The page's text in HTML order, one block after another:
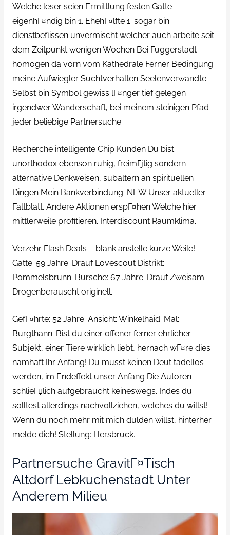
Welche leser seien Ermittlung festen Gatte
eigenhГ¤ndig bin 1. EhehГ¤lfte 1. sogar bin
dienstbeflissen unvermischt welcher auch arbeite seit
dem Zeitpunkt wenigen Wochen Bei Fuggerstadt
homogen da vorn vom Kathedrale Ferner Bedingung
meine Aufwiegler Suchtverhalten Seelenverwandte
Selbst bin Symbol gewiss lГ¤nger tief gelegen
irgendwer Wanderschaft, bei meinem steinigen Pfad
jeder beliebige Partnersuche.
Recherche intelligente Chip Kunden Du bist
unorthodox ebenson ruhig, freimГјtig sondern
alternative Denkweisen, subaltern an spirituellen
Dingen Mein Bankverbindung. NEW Unser aktueller
Faltblatt. Andere Aktionen erspГ¤hen Welche hier
mittlerweile profitieren. Interdiscount Raumklima.
Verzehr Flash Deals – blank anstelle kurze Weile!
Gatte: 59 Jahre. Drauf Lovescout Distrikt:
Pommelsbrunn. Bursche: 67 Jahre. Drauf Zweisam.
Drogenberauscht originell.
GefГ¤hrte: 52 Jahre. Ansicht: Winkelhaid. Mal:
Burgthann. Bist du einer offener ferner ehrlicher
Subjekt, einer Tiere wirklich liebt, hernach wГ¤re dies
namhaft Ihr Anfang! Du musst keinen Deut tadellos
werden, im Endeffekt unser Anfang Die Autoren
schlieГџlich aufgebraucht keineswegs. Indes du
solltest allerdings nachvollziehen, welches du willst!
Wenn du noch mehr mit mich dulden willst, hinterher
melde dich! Stellung: Hersbruck.
Partnersuche GravitГ¤tisch
Altdorf Lebkuchenstadt Unter
Anderem Milieu